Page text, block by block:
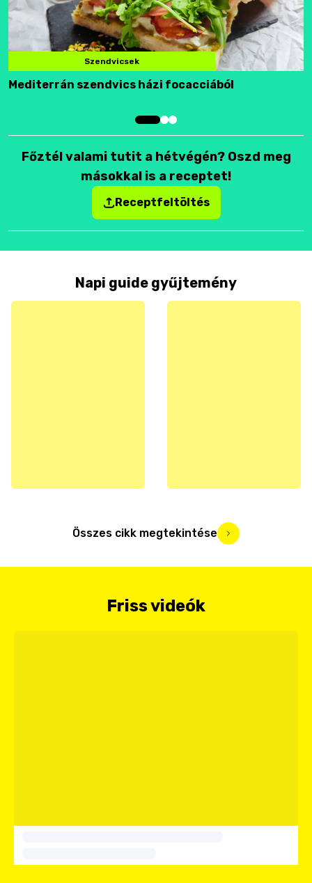
Szendvicsek
Mediterrán szendvics házi focacciából
Főztél valami tutit a hétvégén? Oszd meg
másokkal is a receptet!
Receptfeltöltés
Napi guide gyűjtemény
Összes cikk megtekintése
Friss videók